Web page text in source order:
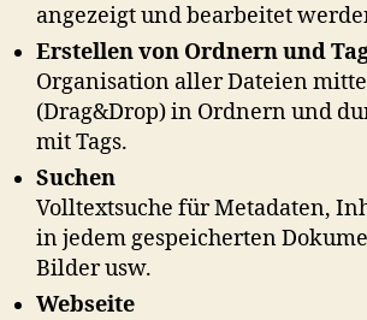
angezeigt und bearbeitet
Erstellen von Ordnern und
Organisation aller Dateien
(Drag&Drop) in Ordnern und
mit Tags.
Suchen
Volltextsuche für Metadaten,
in jedem gespeicherten
Bilder usw.
Webseite